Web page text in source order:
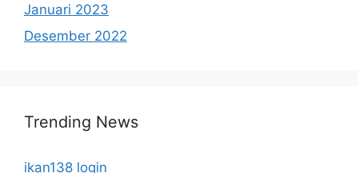
Januari 2023
Desember 2022
Trending News
ikan138 login